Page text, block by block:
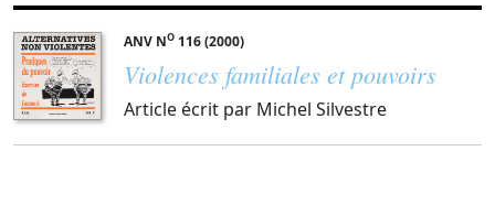
ANV NO 116 (2000)
Violences familiales et pouvoirs
Article écrit par Michel Silvestre